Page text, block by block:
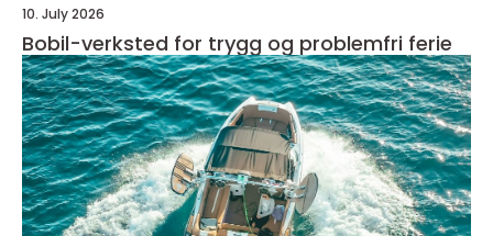
10. July 2026
Bobil-verksted for trygg og problemfri ferie